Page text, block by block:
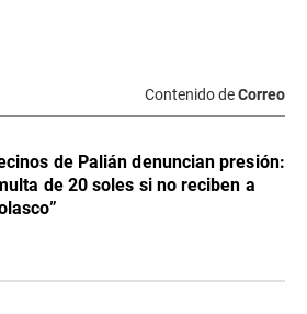
Contenido deCorreo
de Palián denuncian presión:
de 20 soles si no reciben a